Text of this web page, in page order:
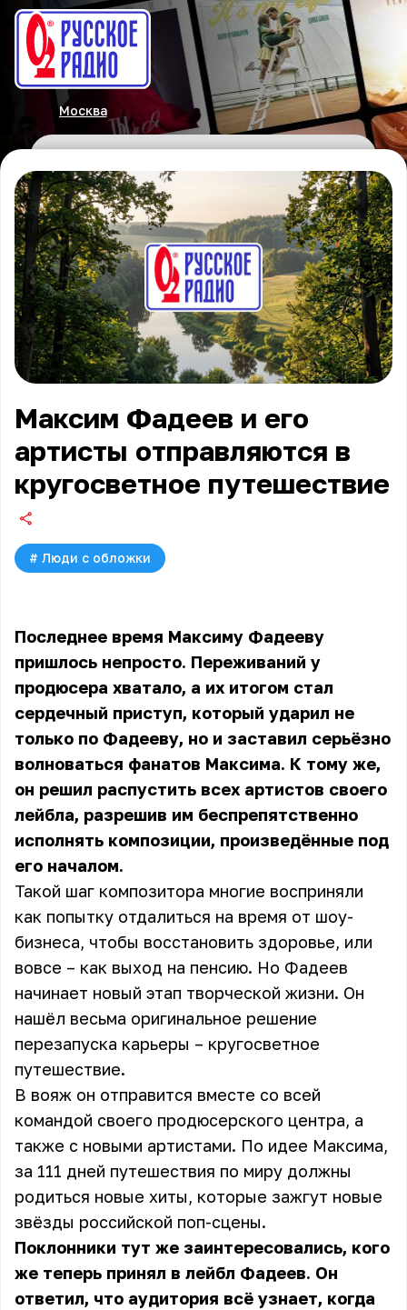
Москва
Максим Фадеев и его
артисты отправляются в
кругосветное путешествие
# Люди с обложки
Последнее время Максиму Фадееву
пришлось непросто. Переживаний у
продюсера хватало, а их итогом стал
сердечный приступ, который ударил не
только по Фадееву, но и заставил серьёзно
волноваться фанатов Максима. К тому же,
он решил распустить всех артистов своего
лейбла, разрешив им беспрепятственно
исполнять композиции, произведённые под
его началом.
Такой шаг композитора многие восприняли
как попытку отдалиться на время от шоу-
бизнеса, чтобы восстановить здоровье, или
вовсе – как выход на пенсию. Но Фадеев
начинает новый этап творческой жизни. Он
нашёл весьма оригинальное решение
перезапуска карьеры – кругосветное
путешествие.
В вояж он отправится вместе со всей
командой своего продюсерского центра, а
также с новыми артистами. По идее Максима,
за 111 дней путешествия по миру должны
родиться новые хиты, которые зажгут новые
звёзды российской поп-сцены.
Поклонники тут же заинтересовались, кого
же теперь принял в лейбл Фадеев. Он
ответил, что аудитория всё узнает, когда